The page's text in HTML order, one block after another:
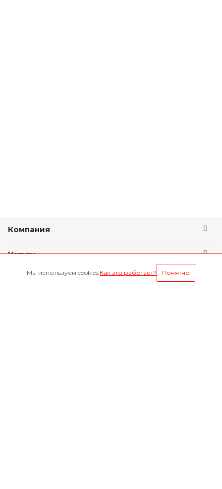
Компания
Услуги
Условия оплаты
Мы используем cookies.Как это работает? Понятно